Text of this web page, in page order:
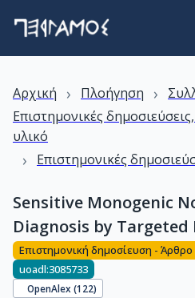
Αρχική › Πλοήγηση ›
Επιστημονικές
υλικό
› Επιστημονικές
Sensitive Monogenic
Diagnosis by
Επιστημονική δημοσίευση - Άρθρο
uoadl:3085733
OpenAlex (122)